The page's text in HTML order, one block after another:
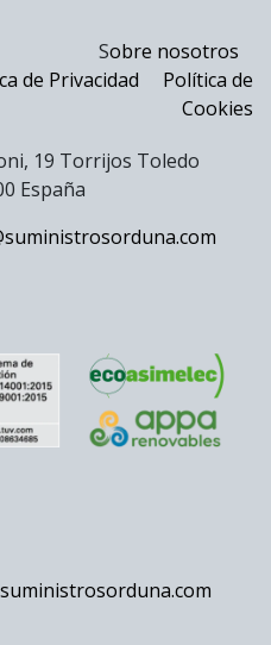
Sobre nosotros
de Privacidad
Política de
Cookies
19 Torrijos Toledo
España